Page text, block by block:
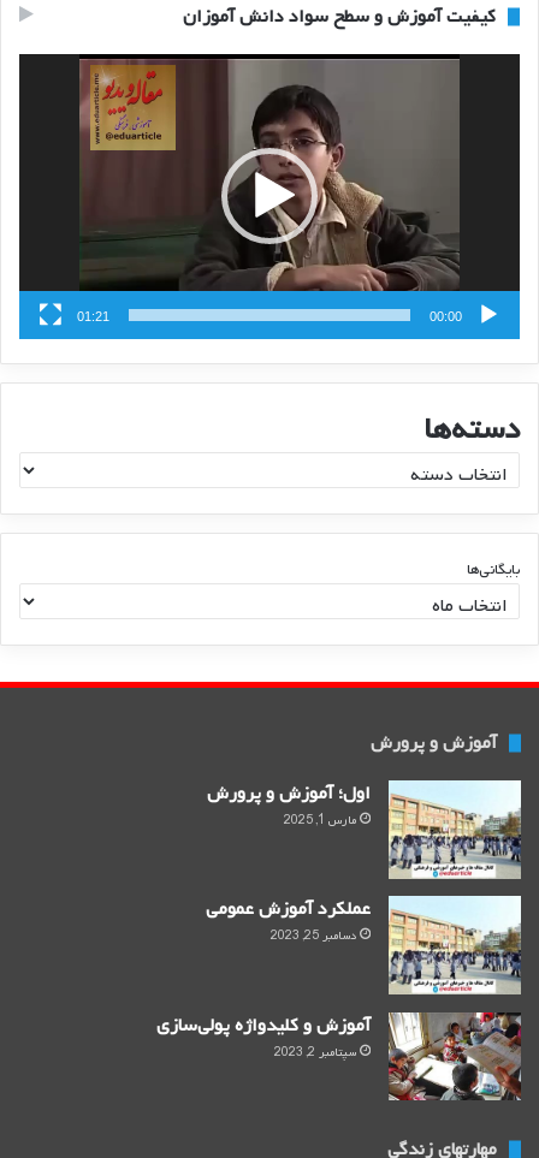
کیفیت آموزش و سطح سواد دانش آموزان
00:00
01:21
دسته‌ها
س
ت
ه‌
ه
ا
بایگانی‌ها
آموزش و پرورش
اول؛ آموزش و پرورش
مارس 1, 2025
عملکرد آموزش عمومی
دسامبر 25, 2023
آموزش و کلید‌واژه پولی‌سازی
سپتامبر 2, 2023
مهارتهای زندگی